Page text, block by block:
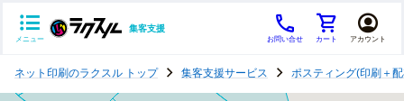
メニュー
集客支援
お問い合せ カート アカウント
ネット印刷のラクスル トップ 集客支援サービス ポスティング(印刷＋